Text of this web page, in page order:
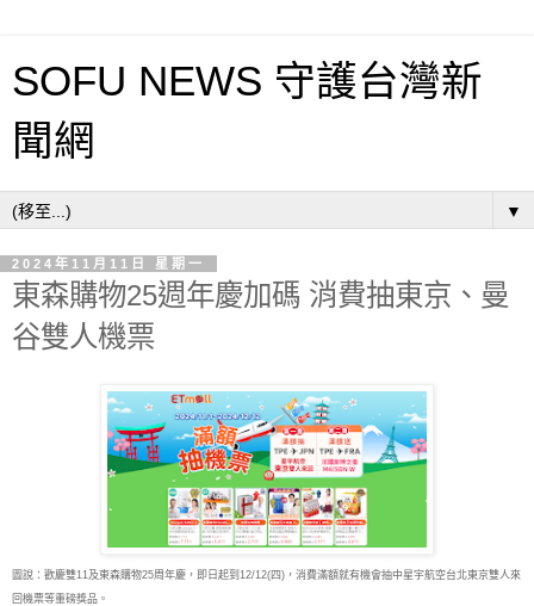
SOFU NEWS 守護台灣新
聞網
▼
2024年11月11日 星期一
東森購物25週年慶加碼 消費抽東京、曼
谷雙人機票
圖說：歡慶雙11及東森購物25周年慶，即日起到12/12(四)，消費滿額就有機會抽中星宇航空台北東京雙人來
回機票等重磅獎品。